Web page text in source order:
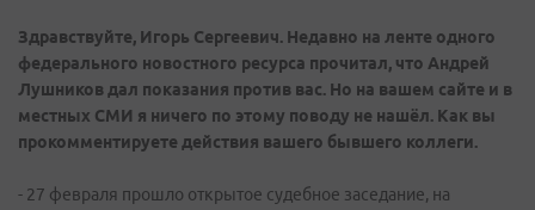
Здравствуйте, Игорь Сергеевич. Недавно на ленте одного
федерального новостного ресурса прочитал, что Андрей
Лушников дал показания против вас. Но на вашем сайте и в
местных СМИ я ничего по этому поводу не нашёл. Как вы
прокомментируете действия вашего бывшего коллеги.
- 27 февраля прошло открытое судебное заседание, на